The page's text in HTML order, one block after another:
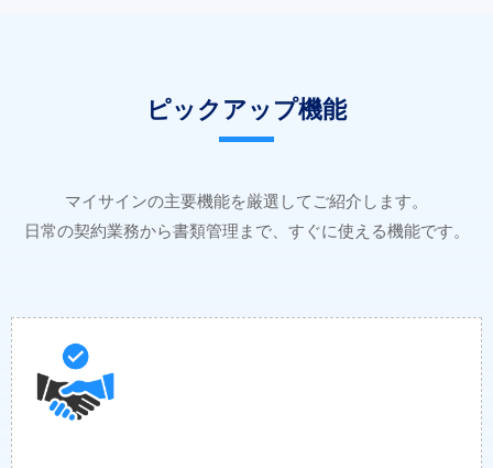
ピックアップ機能
マイサインの主要機能を厳選してご紹介します。
日常の契約業務から書類管理まで、すぐに使える機能です。